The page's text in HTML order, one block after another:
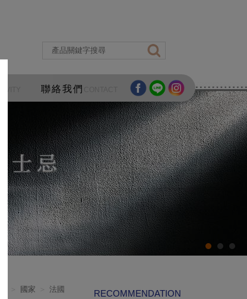
聯絡我們
國家 法國
RECOMMENDATION